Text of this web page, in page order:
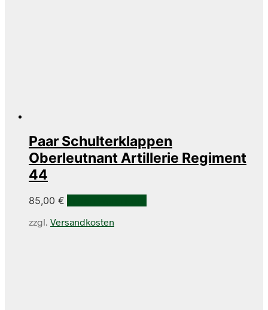
Paar Schulterklappen
Oberleutnant Artillerie Regiment
44
85,00 €
zzgl. Versandkosten